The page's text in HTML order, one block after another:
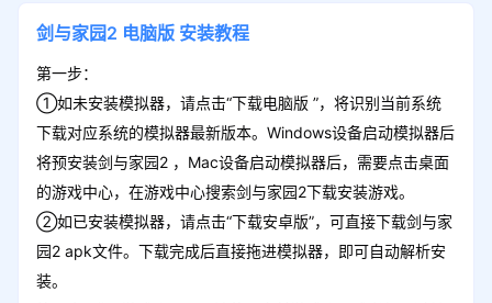
剑与家园2 电脑版 安装教程
第一步：
①如未安装模拟器，请点击“下载电脑版 ”，将识别当前系统
下载对应系统的模拟器最新版本。Windows设备启动模拟器后
将预安装剑与家园2 ，Mac设备启动模拟器后，需要点击桌面
的游戏中心，在游戏中心搜索剑与家园2下载安装游戏。
②如已安装模拟器，请点击“下载安卓版”，可直接下载剑与家
园2 apk文件。下载完成后直接拖进模拟器，即可自动解析安
装。